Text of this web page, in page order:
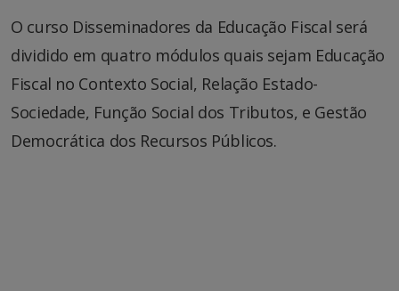
O curso Disseminadores da Educação Fiscal será
dividido em quatro módulos quais sejam Educação
Fiscal no Contexto Social, Relação Estado-
Sociedade, Função Social dos Tributos, e Gestão
Democrática dos Recursos Públicos.